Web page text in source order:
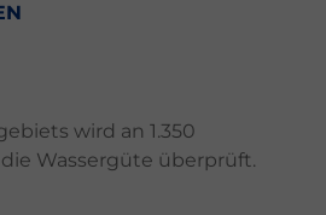
wird an 1.350
Wassergüte überprüft.